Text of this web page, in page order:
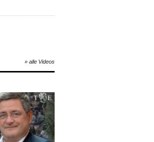
» alle Videos